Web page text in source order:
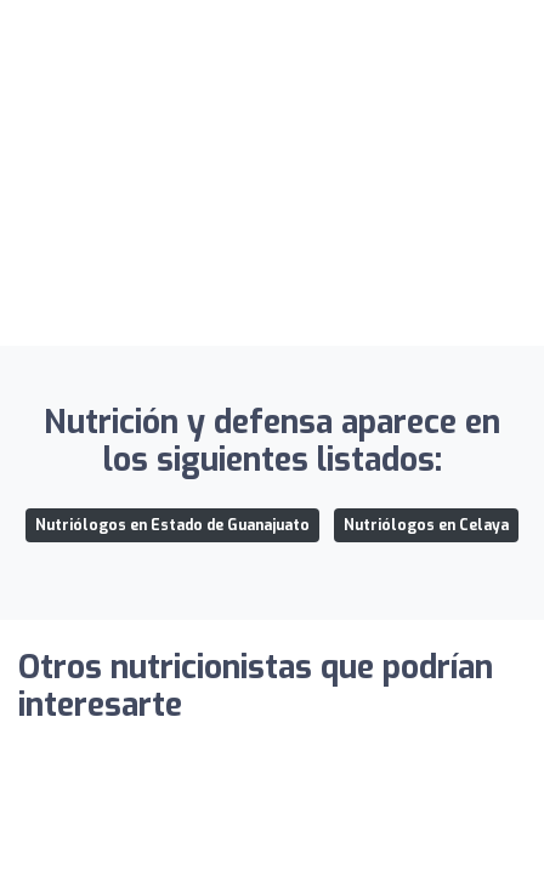
Nutrición y defensa aparece en
los siguientes listados:
Nutriólogos en Estado de Guanajuato Nutriólogos en Celaya
Otros nutricionistas que podrían
interesarte